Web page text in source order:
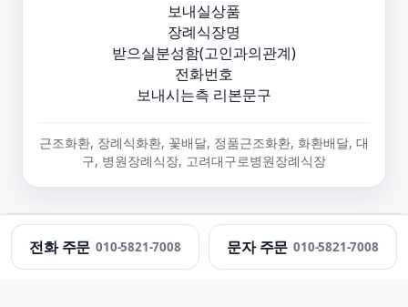
보내실상품
장례식장명
받으실분성함(고인과의관계)
전화번호
보내시는측 리본문구
근조화환, 장례식화환, 꽃배달, 정품근조화환, 화환배달, 대
구, 병원장례식장, 고려대구로병원장례식장
정직한화환 · 근조화환 당일 배송 · 문의:010-5821-7008
전화 주문 010-5821-7008 문자 주문 010-5821-7008